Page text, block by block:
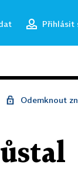
Přihlásit
Odemknout